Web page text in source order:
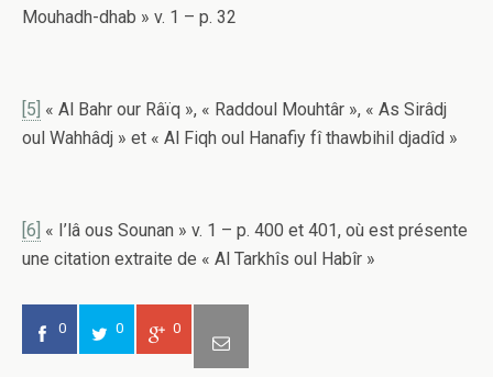
Mouhadh-dhab » v. 1 – p. 32
[5] « Al Bahr our Râïq », « Raddoul Mouhtâr », « As Sirâdj
oul Wahhâdj » et « Al Fiqh oul Hanafiy fî thawbihil djadîd »
[6] « I’lâ ous Sounan » v. 1 – p. 400 et 401, où est présente
une citation extraite de « Al Tarkhîs oul Habîr »
0 0 0